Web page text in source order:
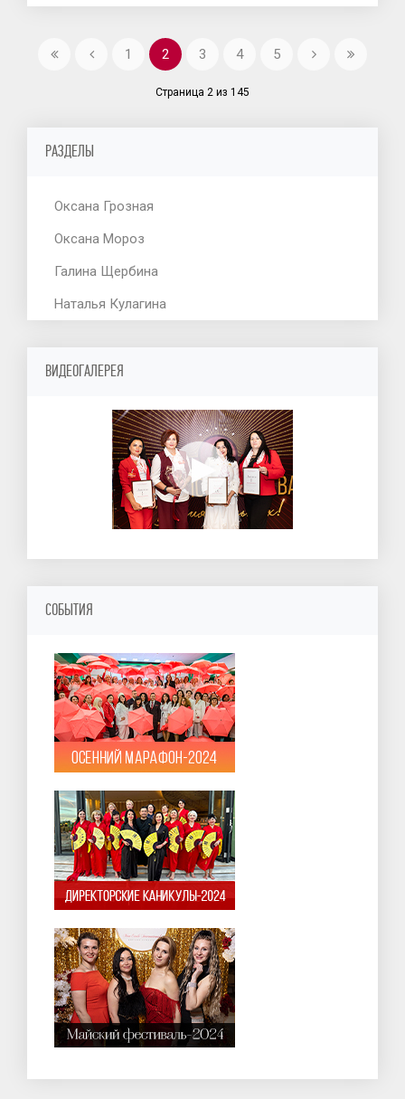
1 2 3 4 5
Страница 2 из 145
РАЗДЕЛЫ
Оксана Грозная
Оксана Мороз
Галина Щербина
Наталья Кулагина
ВИДЕОГАЛЕРЕЯ
СОБЫТИЯ